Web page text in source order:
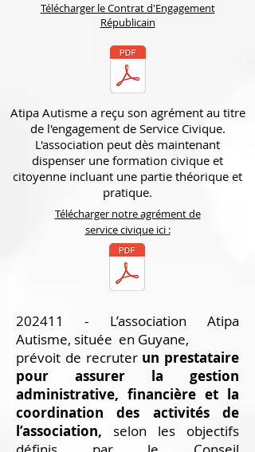
Télécharger le Contrat d'Engagement
Républicain
Atipa Autisme a reçu son agrément au titre
de l'engagement de Service Civique.
L'association peut dès maintenant
dispenser une formation civique et
citoyenne incluant une partie théorique et
pratique.
Télécharger notre agrément de
service civique ici :
202411 - L’association Atipa
Autisme, située en Guyane,
prévoit de recruter un prestataire
pour assurer la gestion
administrative, financière et la
coordination des activités de
l’association, selon les objectifs